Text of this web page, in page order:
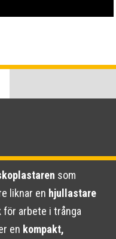
som
liknar en hjullastare
för arbete i trånga
en kompakt,